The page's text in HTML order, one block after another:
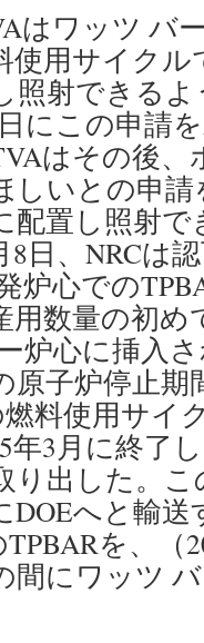
はワッツ バ
使用サイクル
照射できる
にこの申請
はその後、
しいとの申
配置し照射で
8日、NRCは
炉心での
用数量の初
炉心に挿入
原子炉停止
料使用サイ
年3月に終了
出した。こ
DOEへと輸
を、（
間にワッツ